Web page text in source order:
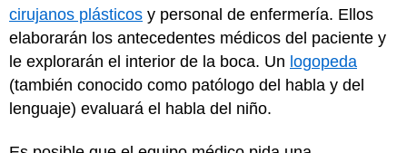
cirujanos plásticos y personal de enfermería. Ellos
elaborarán los antecedentes médicos del paciente y
le explorarán el interior de la boca. Un logopeda
(también conocido como patólogo del habla y del
lenguaje) evaluará el habla del niño.